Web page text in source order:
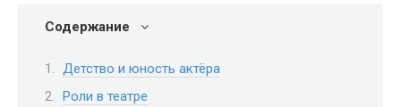
Содержание
Детство и юность актёра
Роли в театре